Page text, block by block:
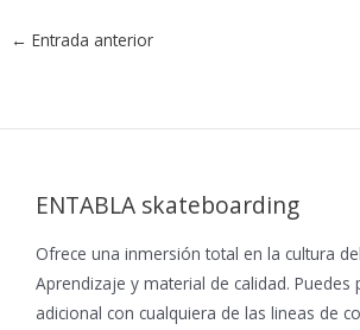
← Entrada anterior
ENTABLA skateboarding
Ofrece una inmersión total en la cultura
Aprendizaje y material de calidad. Puedes
adicional con cualquiera de las lineas de